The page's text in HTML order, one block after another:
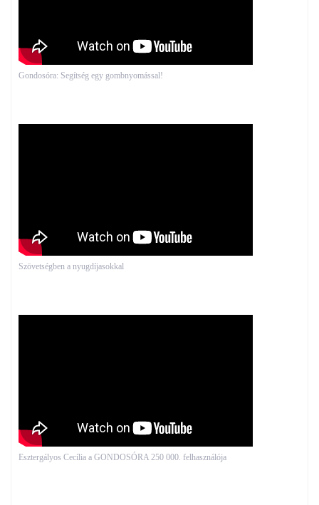
Gondosóra: Segítség egy gombnyomással!
Szövetségben a nyugdíjasokkal
Esztergályos Cecília a GONDOSÓRA 250 000. felhasználója